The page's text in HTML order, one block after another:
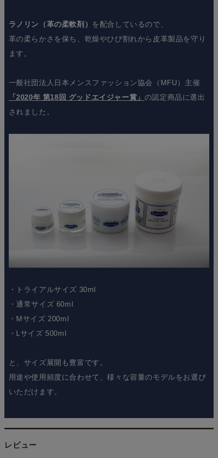
ラノリン（革の柔軟剤）
を配合しているので、
革の柔らかさを保ち、乾燥やひび割れから皮革製品を守り
ます。
一般社団法人日本メンスファッション協会（MFU）主催
「2020年 第18回 グッドエイジャー賞」 の認定商品に選出
されました。
・トライアルサイズ 30ml
・通常サイズ 60ml
・Mサイズ 200ml
・Lサイズ 500ml
と、サイズ展開も豊富です。
用途や使用頻度に合わせて、様々な容量のモデルをお選び
いただけます。
レビュー